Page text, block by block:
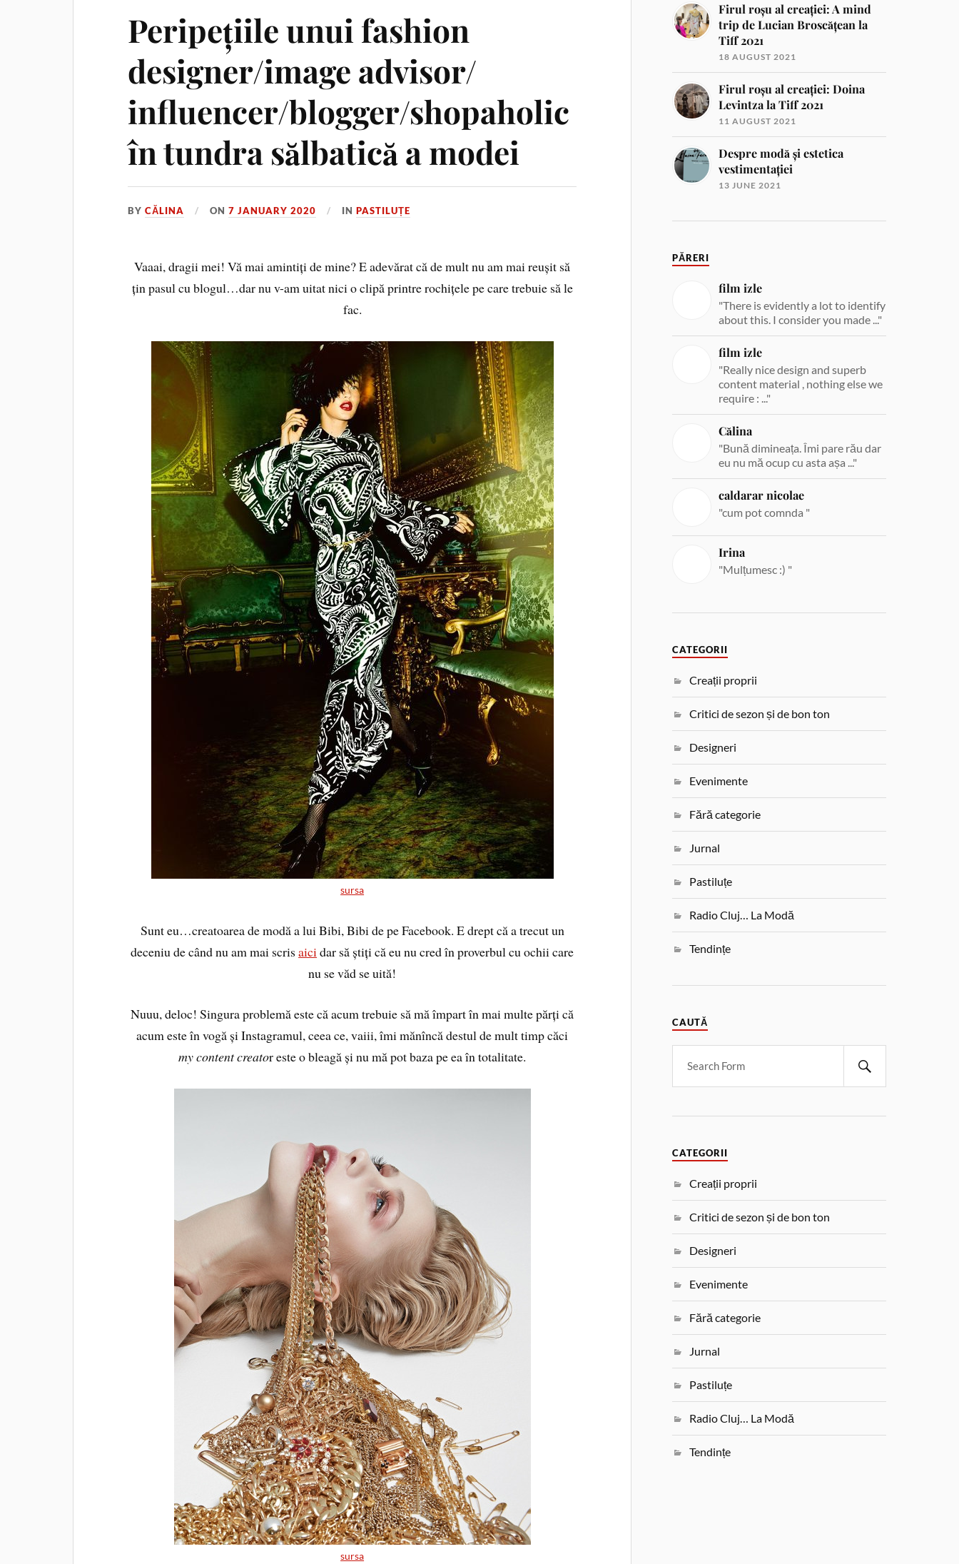
Peripețiile unui fashion
designer/image advisor/
influencer/blogger/shopaholic
în tundra sălbatică a modei
BYCĂLINA ON7 JANUARY 2020 INPASTILUȚE
Vaaai, dragii mei! Vă mai amintiți de mine? E adevărat că de mult nu am mai reușit să
țin pasul cu blogul…dar nu v-am uitat nici o clipă printre rochițele pe care trebuie să le
fac.
sursa
Sunt eu…creatoarea de modă a lui Bibi, Bibi de pe Facebook. E drept că a trecut un
deceniu de când nu am mai scrisaicidar să știți că eu nu cred în proverbul cu ochii care
nu se văd se uită!
Nuuu, deloc! Singura problemă este că acum trebuie să mă împart în mai multe părți că
acum este în vogă și Instagramul, ceea ce, vaiii, îmi mănîncă destul de mult timp căci
my content creator este o bleagă și nu mă pot baza pe ea în totalitate.
sursa
Firul roșu al creației: A mind
trip de Lucian Broscățean la
Tiff 2021
18 AUGUST 2021
Firul roșu al creației: Doina
Levintza la Tiff 2021
11 AUGUST 2021
Despre modă și estetica
vestimentației
13 JUNE 2021
PĂRERI
film izle
"There is evidently a lot to identify
about this. I consider you made ..."
film izle
"Really nice design and superb
content material , nothing else we
require : ..."
Călina
"Bună dimineața. Îmi pare rău dar
eu nu mă ocup cu asta așa ..."
caldarar nicolae
"cum pot comnda "
Irina
"Mulțumesc :) "
CATEGORII
Creații proprii
Critici de sezon și de bon ton
Designeri
Evenimente
Fără categorie
Jurnal
Pastiluțe
Radio Cluj… La Modă
Tendințe
CAUTĂ
CATEGORII
Creații proprii
Critici de sezon și de bon ton
Designeri
Evenimente
Fără categorie
Jurnal
Pastiluțe
Radio Cluj… La Modă
Tendințe